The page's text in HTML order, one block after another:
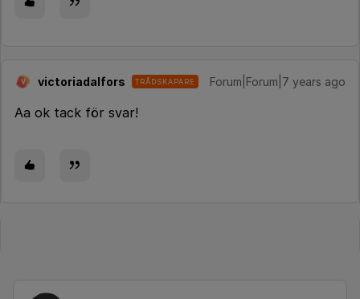
V victoriadalfors TRÅDSKAPARE Forum|Forum|7 years ago
Aa ok tack för svar!